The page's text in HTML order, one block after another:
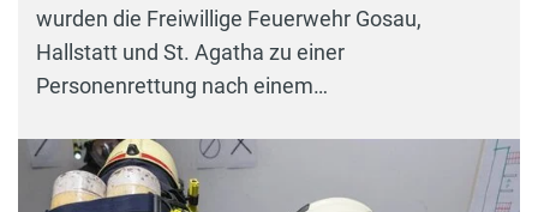
wurden die Freiwillige Feuerwehr Gosau,
Hallstatt und St. Agatha zu einer
Personenrettung nach einem…